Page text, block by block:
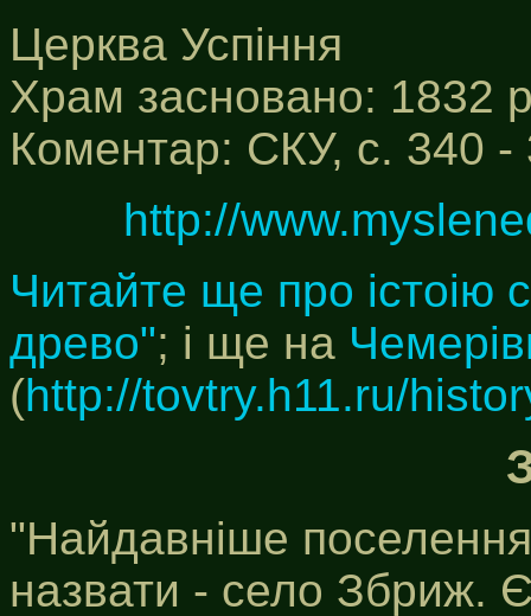
Церква Успіння
Храм засновано: 1832
Коментар: СКУ, с. 340 -
http://
Читайте ще про істоію
древо"; і ще на
(http://tovtry.h11.ru/
"Найдавніше
назвати - село Збриж.